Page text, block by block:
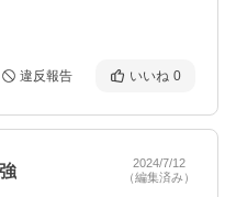
違反報告 いいね 0
2024/7/12
（編集済み）